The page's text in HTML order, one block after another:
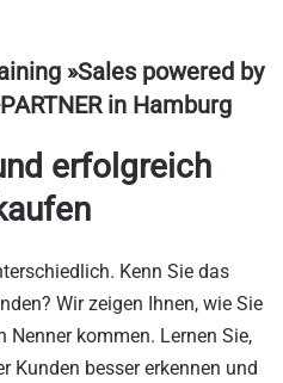
»Sales powered by
in Hamburg
erfolgreich
Kenn Sie das
Wir zeigen Ihnen, wie Sie
kommen. Lernen Sie,
Kunden besser erkennen und